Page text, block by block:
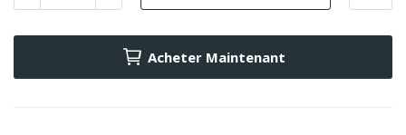
Acheter Maintenant